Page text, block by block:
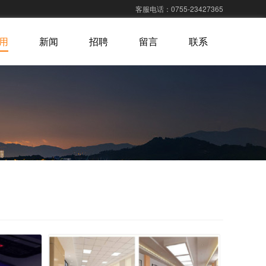
客服电话：0755-23427365
新闻 招聘 留言 联系